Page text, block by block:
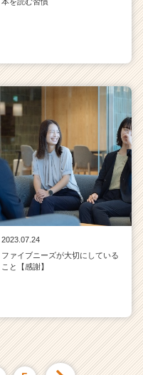
2023.07.24
ファイブニーズが大切にしている
こと【感謝】